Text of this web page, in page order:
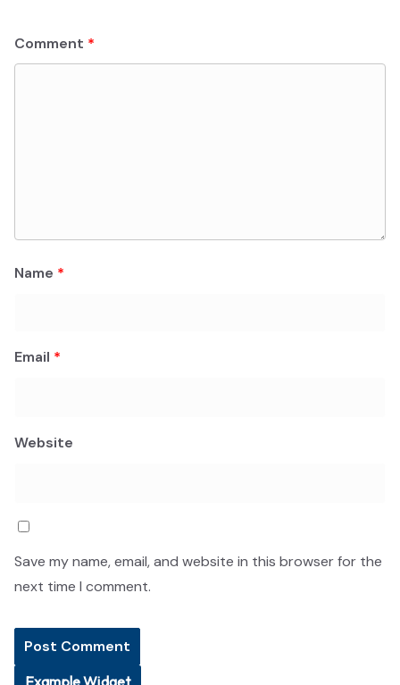
Comment *
Name *
Email *
Website
Save my name, email, and website in this browser for the
next time I comment.
Example Widget